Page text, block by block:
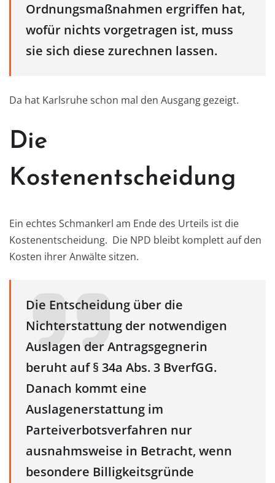
Ordnungsmaßnahmen ergriffen hat,
wofür nichts vorgetragen ist, muss
sie sich diese zurechnen lassen.
Da hat Karlsruhe schon mal den Ausgang gezeigt.
Die
Kostenentscheidung
Ein echtes Schmankerl am Ende des Urteils ist die
Kostenentscheidung. Die NPD bleibt komplett auf den
Kosten ihrer Anwälte sitzen.
Die Entscheidung über die
Nichterstattung der notwendigen
Auslagen der Antragsgegnerin
beruht auf § 34a Abs. 3 BverfGG.
Danach kommt eine
Auslagenerstattung im
Parteiverbotsverfahren nur
ausnahmsweise in Betracht, wenn
besondere Billigkeitsgründe